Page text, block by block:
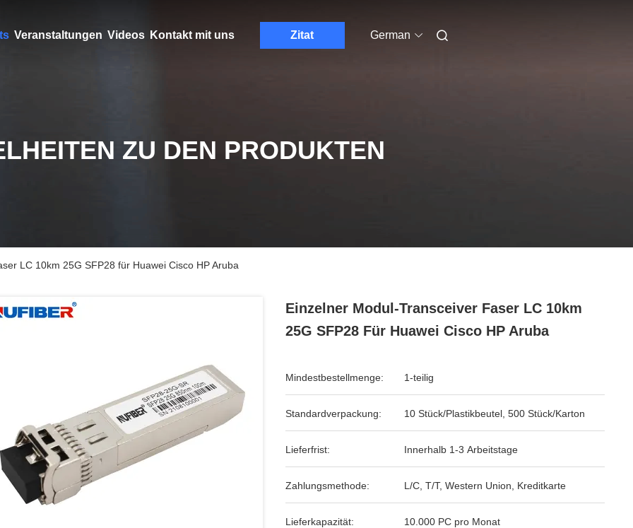
Veranstaltungen Videos Kontakt mit uns Zitat German
ZU DEN PRODUKTEN
LC 10km 25G SFP28 für Huawei Cisco HP Aruba
Einzelner Modul-Transceiver Faser LC 10km
25G SFP28 Für Huawei Cisco HP Aruba
Mindestbestellmenge: 1-teilig
Standardverpackung: 10 Stück/Plastikbeutel, 500 Stück/Karton
Lieferfrist: Innerhalb 1-3 Arbeitstage
Zahlungsmethode: L/C, T/T, Western Union, Kreditkarte
Lieferkapazität: 10.000 PC pro Monat